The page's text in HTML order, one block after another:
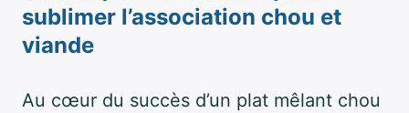
sublimer l’association chou et
viande
Au cœur du succès d’un plat mêlant chou